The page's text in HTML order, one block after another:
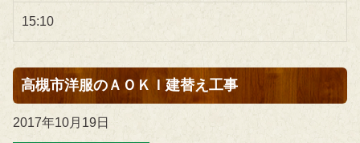
15:10
高槻市洋服のＡＯＫＩ建替え工事
2017年10月19日